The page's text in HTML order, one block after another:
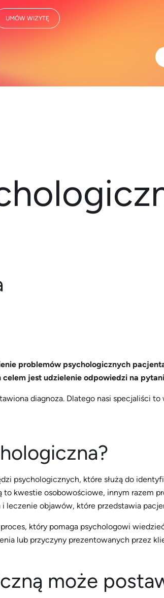
problemów psychologicznych
jest udzielenie odpowiedzi na
diagnoza. Dlatego nasi specjaliści
psychologicznych, które służą do
kwestie osobowościowe, innym razem
objawów, które przedstawia
który pomaga psychologowi
lub przyczyny prezentowanych przez
może
UMÓW WIZYTĘ